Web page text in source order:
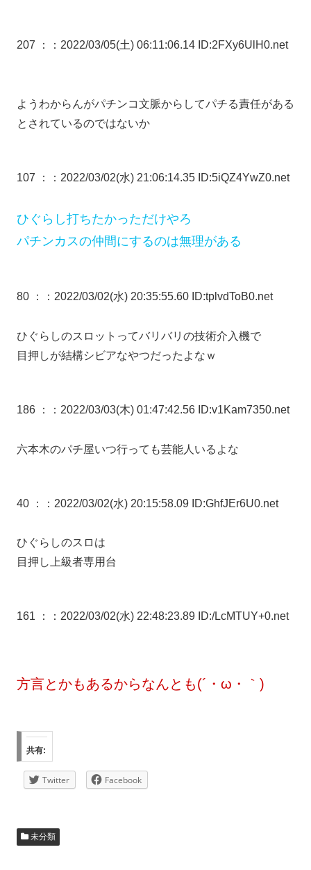
207 ： ：2022/03/05(土) 06:11:06.14 ID:2FXy6UlH0.net
ようわからんがパチンコ文脈からしてパチる責任がある
とされているのではないか
107 ： ：2022/03/02(水) 21:06:14.35 ID:5iQZ4YwZ0.net
ひぐらし打ちたかっただけやろ
パチンカスの仲間にするのは無理がある
80 ： ：2022/03/02(水) 20:35:55.60 ID:tplvdToB0.net
ひぐらしのスロットってバリバリの技術介入機で
目押しが結構シビアなやつだったよなｗ
186 ： ：2022/03/03(木) 01:47:42.56 ID:v1Kam7350.net
六本木のパチ屋いつ行っても芸能人いるよな
40 ： ：2022/03/02(水) 20:15:58.09 ID:GhfJEr6U0.net
ひぐらしのスロは
目押し上級者専用台
161 ： ：2022/03/02(水) 22:48:23.89 ID:/LcMTUY+0.net
方言とかもあるからなんとも(´・ω・｀)
共有:
Twitter Facebook
未分類